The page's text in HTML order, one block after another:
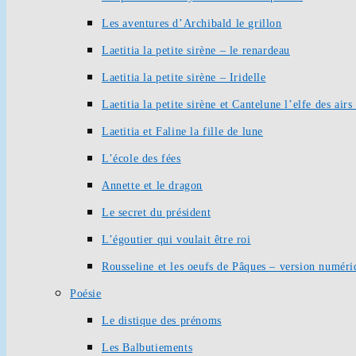
Les aventures d’Archibald le grillon
Laetitia la petite sirène – le renardeau
Laetitia la petite sirène – Iridelle
Laetitia la petite sirène et Cantelune l’elfe des airs
Laetitia et Faline la fille de lune
L’école des fées
Annette et le dragon
Le secret du président
L’égoutier qui voulait être roi
Rousseline et les oeufs de Pâques – version
Poésie
Le distique des prénoms
Les Balbutiements